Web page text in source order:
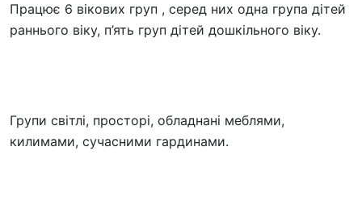
Працює 6 вікових груп , серед них одна група дітей
раннього віку, п’ять груп дітей дошкільного віку.
Групи світлі, просторі, обладнані меблями,
килимами, сучасними гардинами.